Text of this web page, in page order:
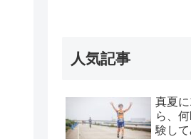
人気記事
真夏
ら、
験して